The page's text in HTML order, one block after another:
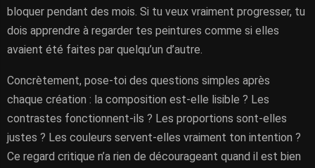
bloquer pendant des mois. Si tu veux vraiment progresser, tu
dois apprendre à regarder tes peintures comme si elles
avaient été faites par quelqu’un d’autre.
Concrètement, pose-toi des questions simples après
chaque création : la composition est-elle lisible ? Les
contrastes fonctionnent-ils ? Les proportions sont-elles
justes ? Les couleurs servent-elles vraiment ton intention ?
Ce regard critique n’a rien de décourageant quand il est bien